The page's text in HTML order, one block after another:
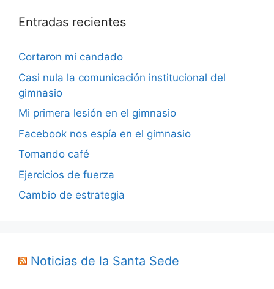
Entradas recientes
Cortaron mi candado
Casi nula la comunicación institucional del
gimnasio
Mi primera lesión en el gimnasio
Facebook nos espía en el gimnasio
Tomando café
Ejercicios de fuerza
Cambio de estrategia
Noticias de la Santa Sede